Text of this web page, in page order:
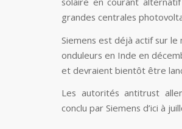
grandes centrales
Siemens est déjà actif sur
onduleurs en Inde en
et devraient bientôt être
Les autorités antitrust
conclu par Siemens d’ici à